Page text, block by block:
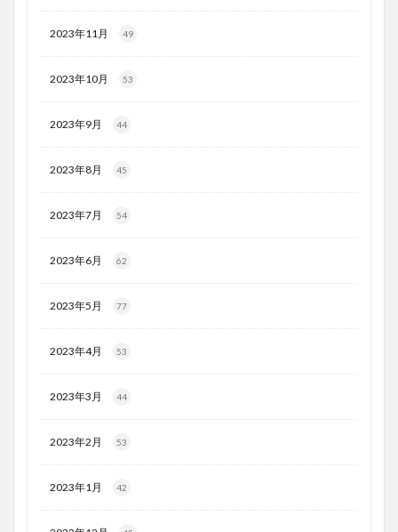
2023年11月 49
2023年10月 53
2023年9月 44
2023年8月 45
2023年7月 54
2023年6月 62
2023年5月 77
2023年4月 53
2023年3月 44
2023年2月 53
2023年1月 42